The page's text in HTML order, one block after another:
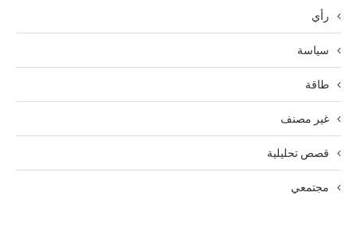
رأي
سياسة
طاقة
غير مصنف
قصص تحليلية
مجتمعي